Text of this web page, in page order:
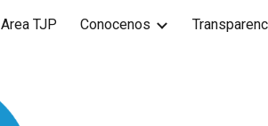
Skip to main content
Area TJP Conocenos